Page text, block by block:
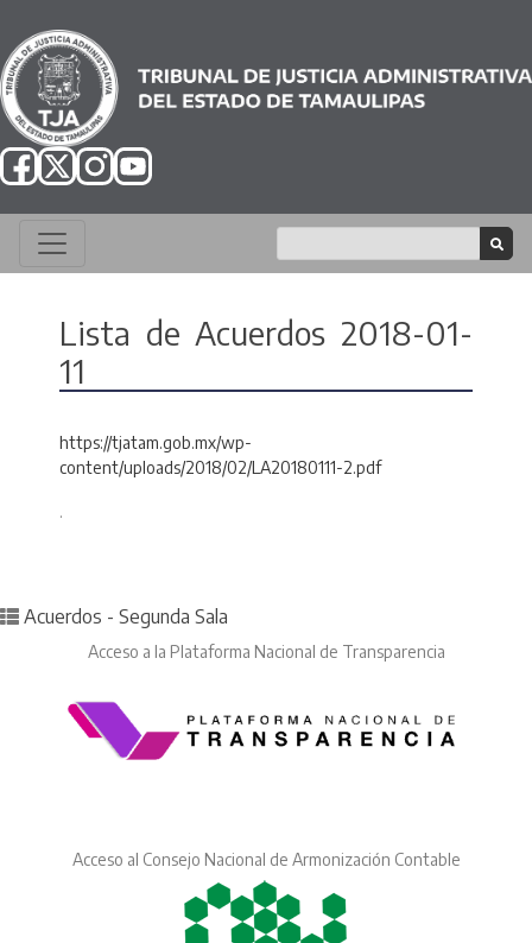
Lista de Acuerdos 2018-01-
11
https://tjatam.gob.mx/wp-
content/uploads/2018/02/LA20180111-2.pdf
.
Posted in
Acuerdos - Segunda Sala
Acceso a la Plataforma Nacional de Transparencia
Acceso al Consejo Nacional de Armonización Contable